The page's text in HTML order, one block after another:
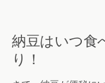
納豆はいつ食
り！